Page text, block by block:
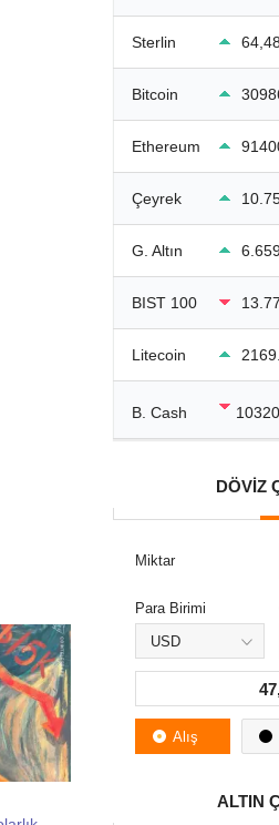
Sterlin
Bitcoin
Ethereum
Çeyrek
G. Altın
BIST 100
Litecoin
B. Cash
DÖVİZ
Miktar
Para Birimi
Alış
ALTIN